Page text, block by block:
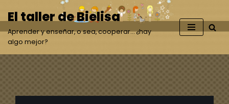
Saltar
al
contenido
El taller de Bielisa
Aprender y enseñar, o sea, cooperar… ¿hay
algo mejor?